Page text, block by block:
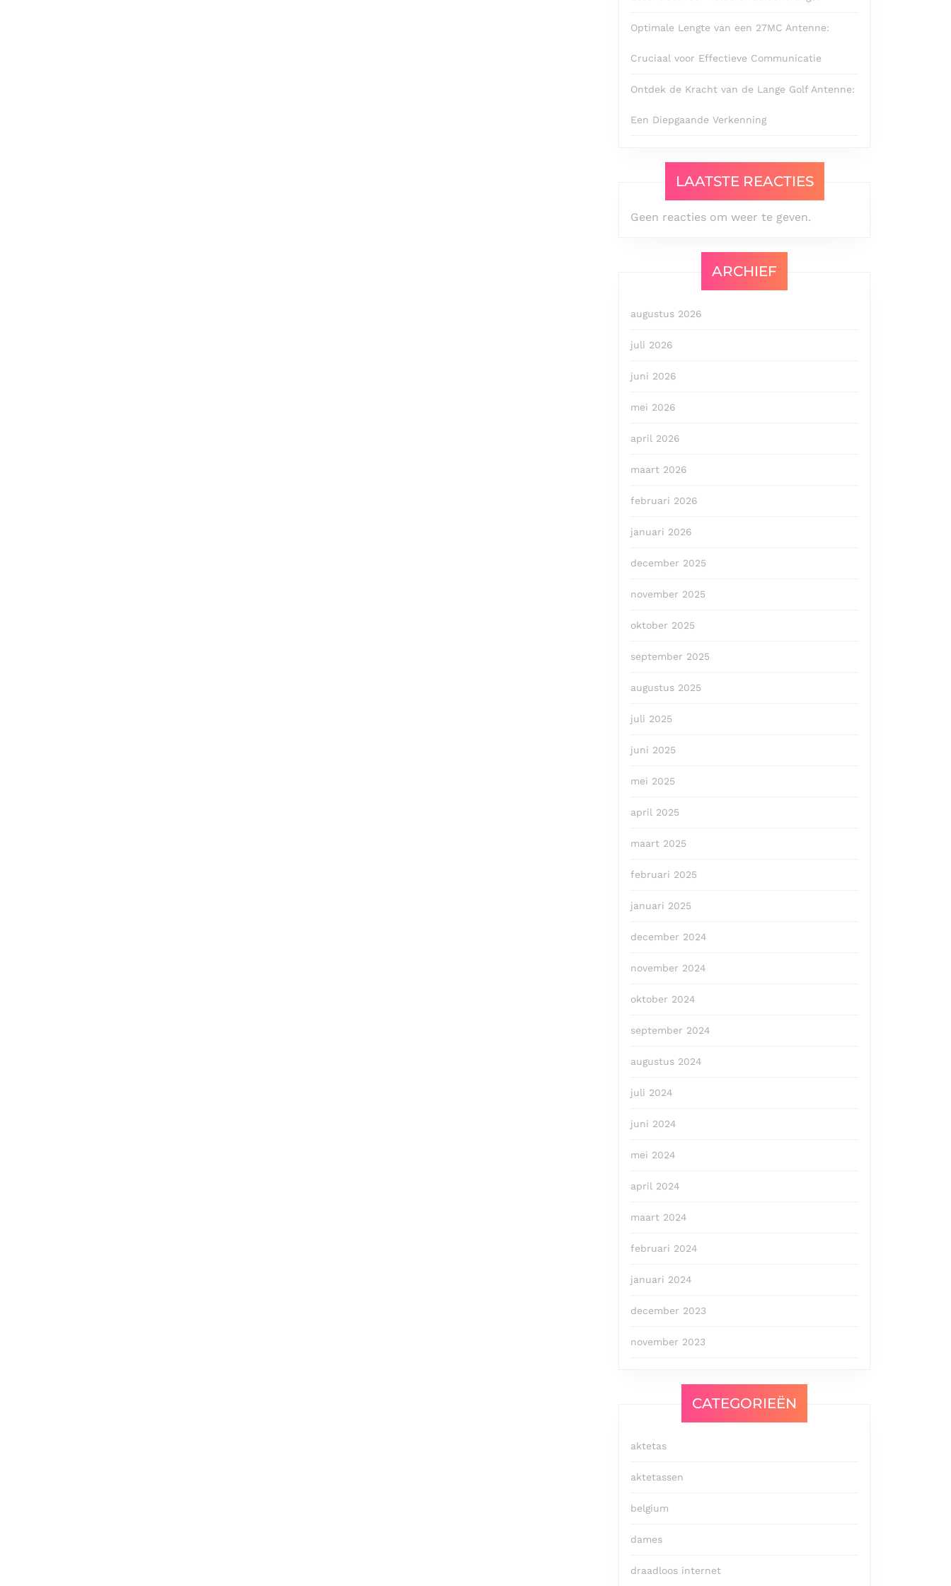
Optimale Lengte van een 27MC Antenne:
Cruciaal voor Effectieve Communicatie
Ontdek de Kracht van de Lange Golf Antenne:
Een Diepgaande Verkenning
LAATSTE REACTIES
Geen reacties om weer te geven.
ARCHIEF
augustus 2026
juli 2026
juni 2026
mei 2026
april 2026
maart 2026
februari 2026
januari 2026
december 2025
november 2025
oktober 2025
september 2025
augustus 2025
juli 2025
juni 2025
mei 2025
april 2025
maart 2025
februari 2025
januari 2025
december 2024
november 2024
oktober 2024
september 2024
augustus 2024
juli 2024
juni 2024
mei 2024
april 2024
maart 2024
februari 2024
januari 2024
december 2023
november 2023
CATEGORIEËN
aktetas
aktetassen
belgium
dames
draadloos internet